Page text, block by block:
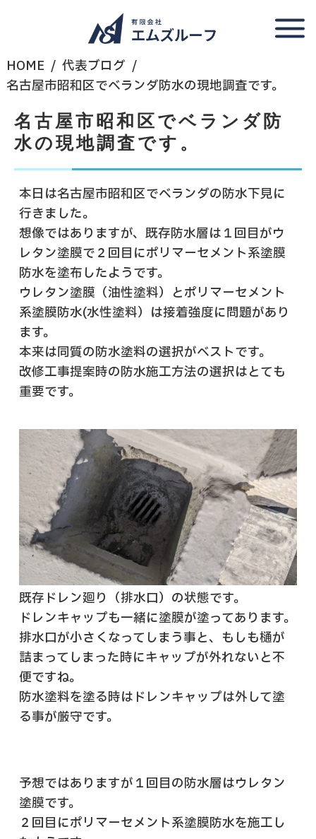
HOME
代表ブログ
名古屋市昭和区でベランダ防水の現地調査です。
名古屋市昭和区でベランダ防
水の現地調査です。
本日は名古屋市昭和区でベランダの防水下見に
行きました。
想像ではありますが、既存防水層は１回目がウ
レタン塗膜で２回目にポリマーセメント系塗膜
防水を塗布したようです。
ウレタン塗膜（油性塗料）とポリマーセメント
系塗膜防水(水性塗料）は接着強度に問題があり
ます。
本来は同質の防水塗料の選択がベストです。
改修工事提案時の防水施工方法の選択はとても
重要です。
既存ドレン廻り（排水口）の状態です。
ドレンキャップも一緒に塗膜が塗ってあります。
排水口が小さくなってしまう事と、もしも樋が
詰まってしまった時にキャップが外れないと不
便ですね。
防水塗料を塗る時はドレンキャップは外して塗
る事が厳守です。
予想ではありますが１回目の防水層はウレタン
塗膜です。
２回目にポリマーセメント系塗膜防水を施工し